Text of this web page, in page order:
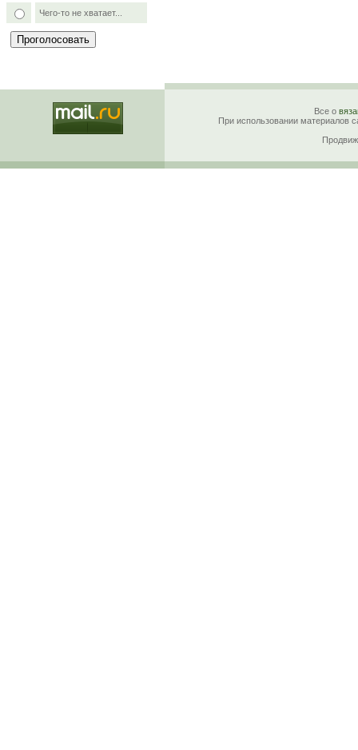
Чего-то не хватает...
Все о
При использовании материалов